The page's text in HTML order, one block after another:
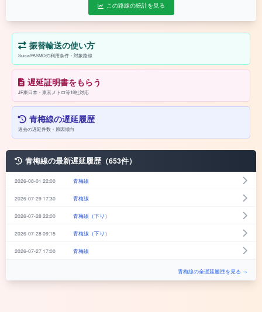
この路線の統計を見る
振替輸送の使い方
Suica/PASMOの利用条件・対象路線
遅延証明書をもらう
JR東日本・東京メトロ等18社対応
青梅線の遅延履歴
過去の遅延件数・原因傾向
青梅線の最新遅延履歴（653件）
2026-08-01 22:00 青梅線
2026-07-29 17:30 青梅線
2026-07-28 22:00 青梅線（下り）
2026-07-28 09:15 青梅線（下り）
2026-07-27 17:00 青梅線
青梅線の全遅延履歴を見る →